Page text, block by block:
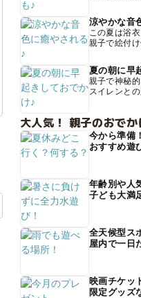
涼やかな音
この夏は浴
親子で絵付
夏の朝に早
親子で神秘
スイレンと
大人気！ 親子のおで
今から準備
おすすめ遊
年齢別や人
子ども大満
全天候型ス
屋内で一日
映画チケッ
限定グッズ